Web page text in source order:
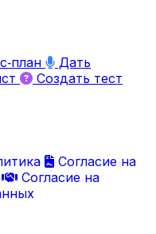
Дать
Создать тест
Согласие на
Согласие на